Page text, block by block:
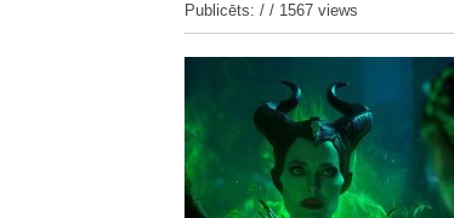
Publicēts: / / 1567 views